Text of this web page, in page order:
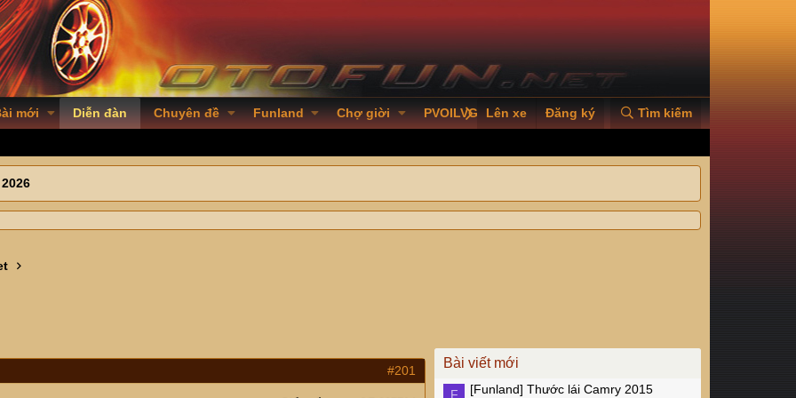
mới Diễn đàn Chuyên đề Funland Chợ giời PVOILVGC2026
Lên xe Đăng ký Tìm kiếm
#201 Bài viết mới
F [Funland] Thước lái Camry 2015